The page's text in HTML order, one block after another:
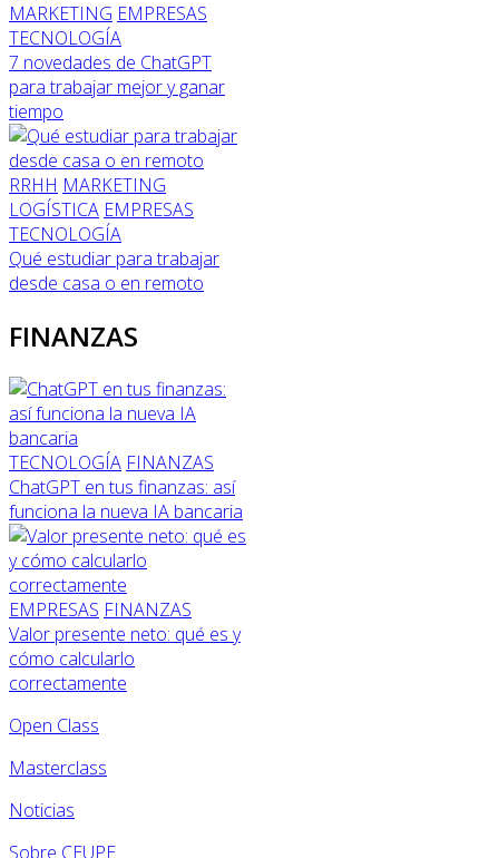
MARKETING EMPRESAS
TECNOLOGÍA
7 novedades de ChatGPT
para trabajar mejor y ganar
tiempo
RRHH MARKETING
LOGÍSTICA EMPRESAS
TECNOLOGÍA
Qué estudiar para trabajar
desde casa o en remoto
FINANZAS
TECNOLOGÍA FINANZAS
ChatGPT en tus finanzas: así
funciona la nueva IA bancaria
EMPRESAS FINANZAS
Valor presente neto: qué es y
cómo calcularlo
correctamente
Open Class
Masterclass
Noticias
Sobre CEUPE